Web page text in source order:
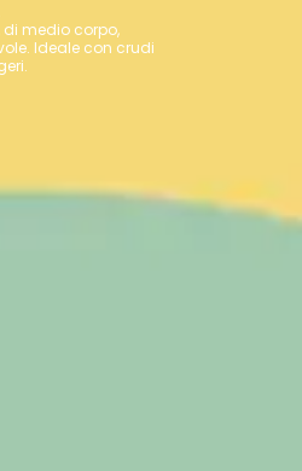
medio corpo,
Ideale con crudi